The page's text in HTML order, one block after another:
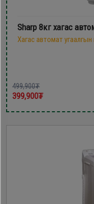
Хагас автомат
499,900₮
399,900₮